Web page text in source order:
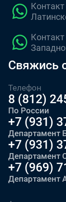
Свяжись
Телефон
8 (812)
По России
+7 (931)
Департамент
+7 (931)
Департамент
+7 (969)
Департамент